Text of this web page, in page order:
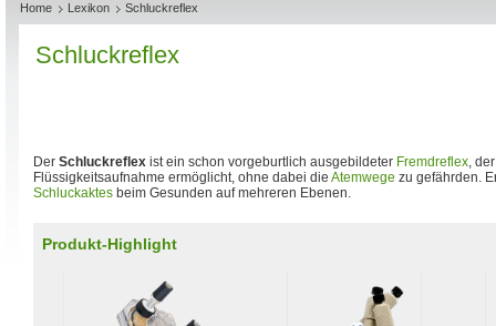
Home Lexikon Schluckreflex
Schluckreflex
Der Schluckreflex ist ein schon vorgeburtlich ausgebildeter Fremdreflex,
Flüssigkeitsaufnahme ermöglicht, ohne dabei die Atemwege zu gefährden.
Schluckaktes beim Gesunden auf mehreren Ebenen.
Produkt-Highlight